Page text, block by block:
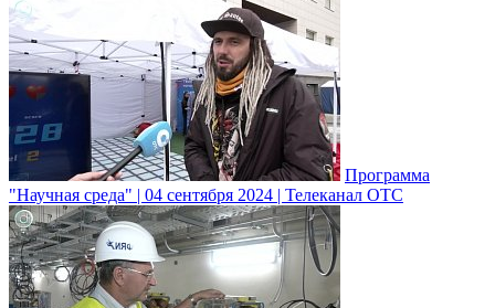
Программа
"Научная среда" | 04 сентября 2024 | Телеканал ОТС